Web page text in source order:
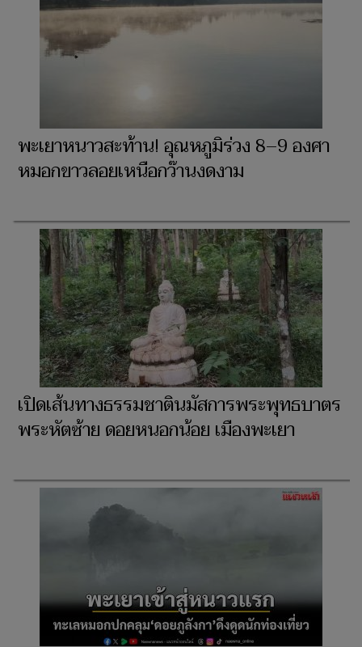
พะเยาหนาวสะท้าน! อุณหภูมิร่วง 8–9 องศา
หมอกขาวลอยเหนือกว๊านงดงาม
เปิดเส้นทางธรรมชาตินมัสการพระพุทธบาตร
พระหัตซ้าย ดอยหนอกน้อย เมืองพะเยา